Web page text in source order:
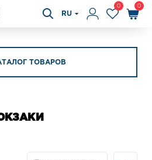
RU
0 0
ТОВАРОВ